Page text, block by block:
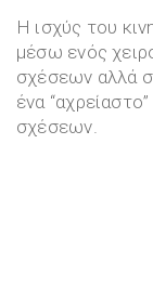
Η ισχύς του
μέσω ενός
σχέσεων αλλά
ένα
σχέσεων.